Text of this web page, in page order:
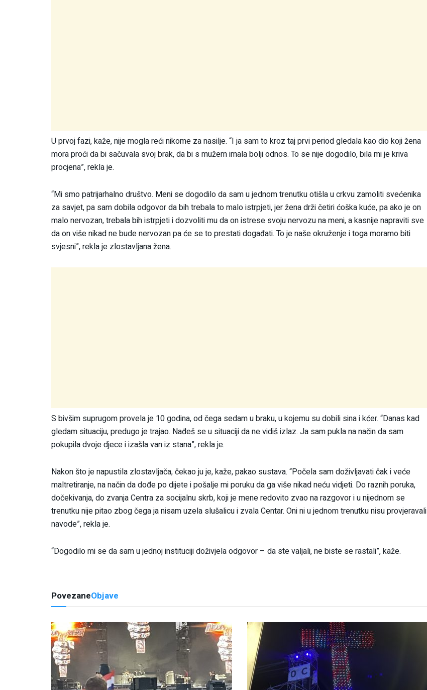
U prvoj fazi, kaže, nije mogla reći nikome za nasilje. “I ja sam to kroz taj prvi period gledala kao dio koji žena
mora proći da bi sačuvala svoj brak, da bi s mužem imala bolji odnos. To se nije dogodilo, bila mi je kriva
procjena”, rekla je.
“Mi smo patrijarhalno društvo. Meni se dogodilo da sam u jednom trenutku otišla u crkvu zamoliti svećenika
za savjet, pa sam dobila odgovor da bih trebala to malo istrpjeti, jer žena drži četiri ćoška kuće, pa ako je on
malo nervozan, trebala bih istrpjeti i dozvoliti mu da on istrese svoju nervozu na meni, a kasnije napraviti sve
da on više nikad ne bude nervozan pa će se to prestati događati. To je naše okruženje i toga moramo biti
svjesni”, rekla je zlostavljana žena.
S bivšim suprugom provela je 10 godina, od čega sedam u braku, u kojemu su dobili sina i kćer. “Danas kad
gledam situaciju, predugo je trajao. Nađeš se u situaciji da ne vidiš izlaz. Ja sam pukla na način da sam
pokupila dvoje djece i izašla van iz stana”, rekla je.
Nakon što je napustila zlostavljača, čekao ju je, kaže, pakao sustava. “Počela sam doživljavati čak i veće
maltretiranje, na način da dođe po dijete i pošalje mi poruku da ga više nikad neću vidjeti. Do raznih poruka,
dočekivanja, do zvanja Centra za socijalnu skrb, koji je mene redovito zvao na razgovor i u nijednom se
trenutku nije pitao zbog čega ja nisam uzela slušalicu i zvala Centar. Oni ni u jednom trenutku nisu provjeravali
navode”, rekla je.
“Dogodilo mi se da sam u jednoj instituciji doživjela odgovor – da ste valjali, ne biste se rastali”, kaže.
PovezaneObjave